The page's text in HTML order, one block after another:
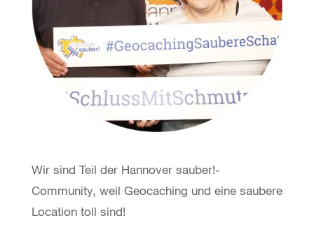
Wir sind Teil der Hannover sauber!-
Community, weil Geocaching und eine saubere
Location toll sind!